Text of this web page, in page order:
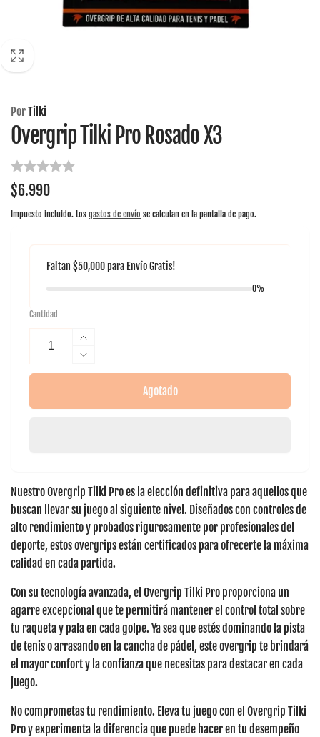
PorTilki
Overgrip Tilki Pro Rosado X3
Precio
habitual
$6.990
Impuesto incluido. Los gastos de envío se calculan en la pantalla de pago.
Faltan $50,000para Envío Gratis!
0%
Cantidad
Aumentar
cantidad
para
Reducir
cantidad
Overgrip
Agotado
NuestroOvergrip Tilki Proes la elección definitiva para aquellos que
buscan llevar su juego al siguiente nivel. Diseñados con controles de
alto rendimientoy probados rigurosamente por profesionales del
deporte, estos overgrips están certificados para ofrecerte la máxima
calidad en cada partida.
Con su tecnología avanzada, el Overgrip Tilki Pro proporciona un
agarre excepcional que te permitirá mantener el control total sobre
tu raqueta y pala en cada golpe. Ya sea que estés dominando la pista
de tenis o arrasando en la cancha de pádel, este overgrip te brindará
el mayor confort y la confianzaque necesitas para destacar en cada
juego.
No comprometas tu rendimiento. Eleva tu juego con el Overgrip Tilki
Pro y experimenta la diferencia que puede hacer en tu desempeño